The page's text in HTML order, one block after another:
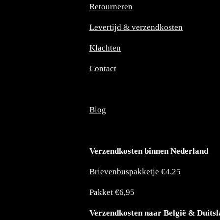
o
r
m
Retourneren
Levertijd & verzendkosten
Klachten
Contact
Blog
Verzendkosten binnen Nederland
Brievenbuspakketje €4,25
Pakket €6,95
Verzendkosten naar België &